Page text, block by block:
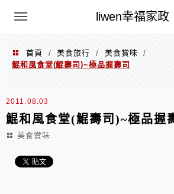
liwen幸福家政
menu
首頁 / 美食旅行 / 美食賞味
/
鯤和風食堂(鯤壽司)~極品握壽司
2011.08.03
鯤和風食堂(鯤壽司)~極品握
美食賞味